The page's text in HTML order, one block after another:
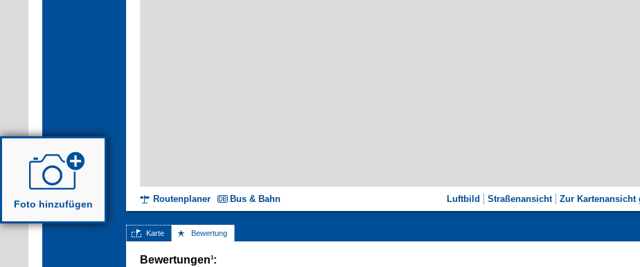
Luftbild Straßenansicht Zur Kartenansicht
Routenplaner Bus & Bahn
Karte Bewertung
Bewertungen1:
Foto hinzufügen